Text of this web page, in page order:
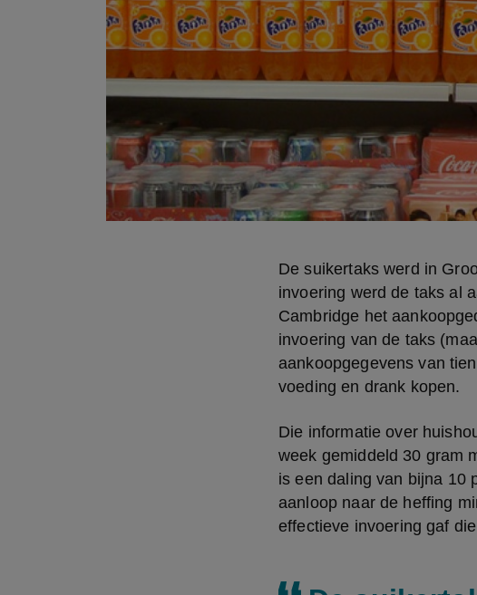
De suikertaks werd in
invoering werd de taks al
Cambridge het
invoering van de taks
aankoopgegevens van
voeding en drank kopen.
Die informatie over
week gemiddeld 30 gram
is een daling van bijna 10
aanloop naar de heffing
effectieve invoering gaf